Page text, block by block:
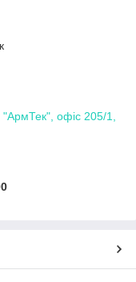
"АрмТек", офіс 205/1,